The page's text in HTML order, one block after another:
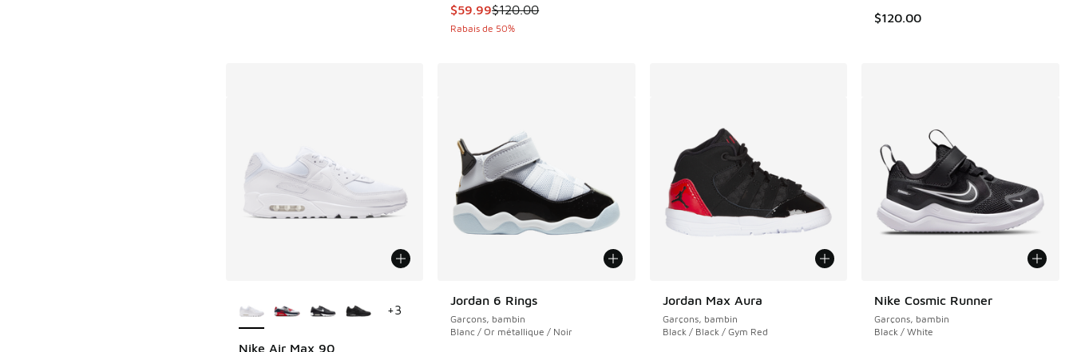
Cet article est en solde. Le prix est passé de $120.00 à $59.99
$59.99$120.00
Rabais de 50%
$120.00
Nike Air Max 90
+3
Jordan 6 Rings
Garçons, bambin
Blanc / Or métallique / Noir
Jordan Max Aura
Garçons, bambin
Black / Black / Gym Red
Nike Cosmic Runner
Garçons, bambin
Black / White